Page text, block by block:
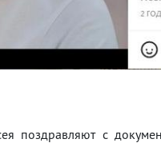
поздравляют с